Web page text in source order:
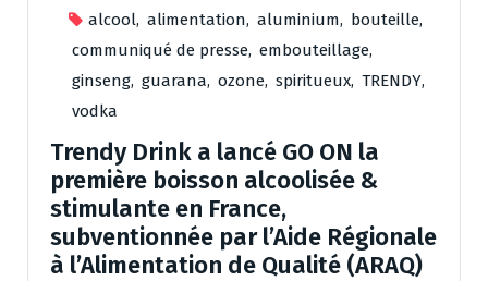
alcool, alimentation, aluminium, bouteille,
communiqué de presse, embouteillage,
ginseng, guarana, ozone, spiritueux, TRENDY,
vodka
Trendy Drink a lancé GO ON la
première boisson alcoolisée &
stimulante en France,
subventionnée par l’Aide Régionale
à l’Alimentation de Qualité (ARAQ)